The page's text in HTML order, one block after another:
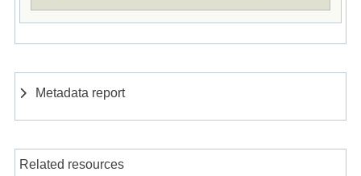
Metadata report
Related resources